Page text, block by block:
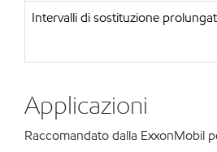
Intervalli di sostituzione
Applicazioni
Raccomandato dalla ExxonMobil